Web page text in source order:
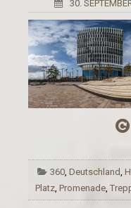
30.
360 ,Deutschland ,
Platz Promenade